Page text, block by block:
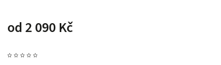
od 2 090 Kč